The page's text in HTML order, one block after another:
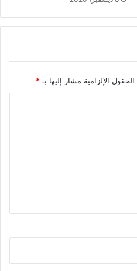
الحقول الإلزامية مشار إليها بـ*